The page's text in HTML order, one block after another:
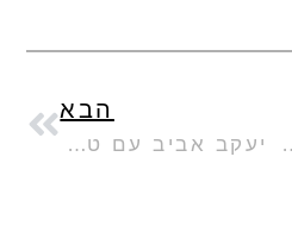
הבא
יעקב אביב עם טיפים לבניית וילה פרטית